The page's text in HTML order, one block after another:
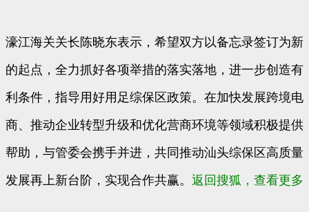
濠江海关关长陈晓东表示，希望双方以备忘录签订为新
的起点，全力抓好各项举措的落实落地，进一步创造有
利条件，指导用好用足综保区政策。在加快发展跨境电
商、推动企业转型升级和优化营商环境等领域积极提供
帮助，与管委会携手并进，共同推动汕头综保区高质量
发展再上新台阶，实现合作共赢。 返回搜狐，查看更多